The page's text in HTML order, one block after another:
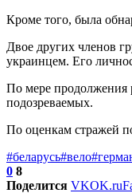
Кроме того, была
Двое других членов
украинцем. Его
По мере продолжения
подозреваемых.
По оценкам стражей
#беларусь#вело
0 8
Поделится VKOK.ru